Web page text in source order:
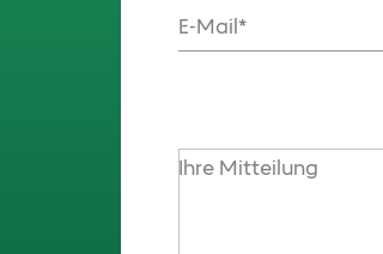
E-Mail
Ihre Mitteilung